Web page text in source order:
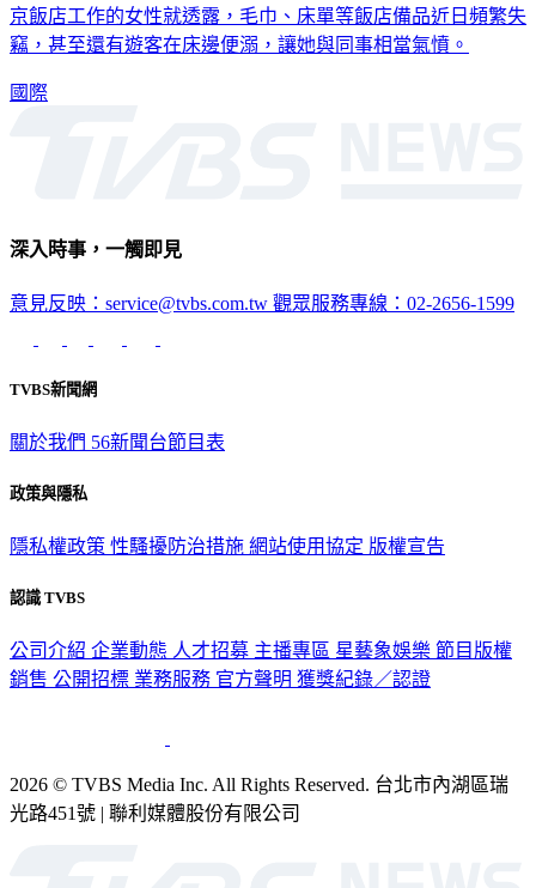
京飯店工作的女性就透露，毛巾、床單等飯店備品近日頻繁失
竊，甚至還有遊客在床邊便溺，讓她與同事相當氣憤。
國際
深入時事，一觸即見
意見反映：service@tvbs.com.tw 觀眾服務專線：02-2656-1599
TVBS新聞網
關於我們 56新聞台節目表
政策與隱私
隱私權政策 性騷擾防治措施 網站使用協定 版權宣告
認識 TVBS
公司介紹 企業動態 人才招募 主播專區 星藝象娛樂 節目版權
銷售 公開招標 業務服務 官方聲明 獲獎紀錄／認證
2026 © TVBS Media Inc. All Rights Reserved. 台北市內湖區瑞
光路451號 | 聯利媒體股份有限公司